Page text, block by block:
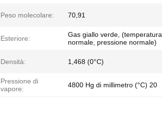
Peso molecolare: 70,91
Esteriore:
Gas giallo verde, (temperatura
normale, pressione normale)
Densità: 1,468 (0°C)
Pressione di
vapore:
4800 Hg di millimetro (°C) 20